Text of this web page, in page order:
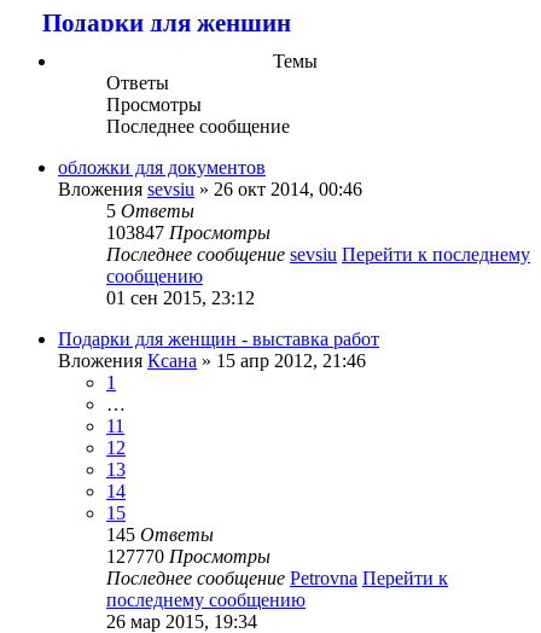
Подарки для женщин
Темы
Ответы
Просмотры
Последнее сообщение
обложки для документов
Вложения sevsiu » 26 окт 2014, 00:46
5 Ответы
103847 Просмотры
Последнее сообщение sevsiu Перейти к последнему
сообщению
01 сен 2015, 23:12
Подарки для женщин - выставка работ
Вложения Ксана » 15 апр 2012, 21:46
1
…
11
12
13
14
15
145 Ответы
127770 Просмотры
Последнее сообщение Petrovna Перейти к
последнему сообщению
26 мар 2015, 19:34